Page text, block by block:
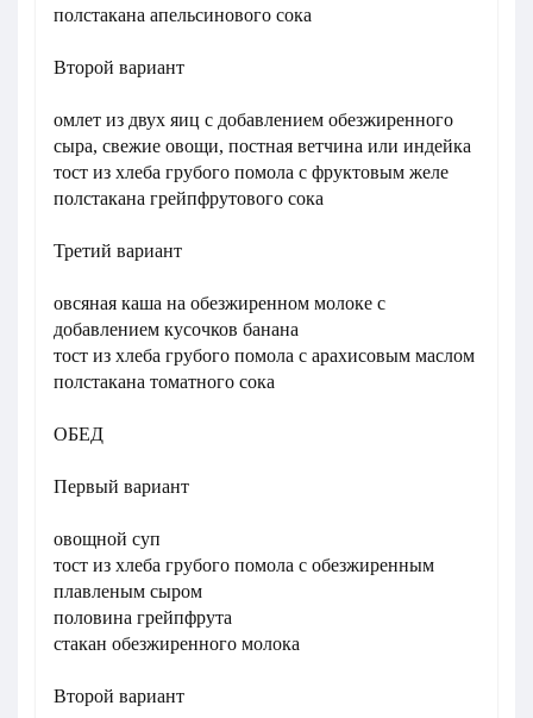
полстакана апельсинового сока
Второй вариант
омлет из двух яиц с добавлением обезжиренного
сыра, свежие овощи, постная ветчина или индейка
тост из хлеба грубого помола с фруктовым желе
полстакана грейпфрутового сока
Третий вариант
овсяная каша на обезжиренном молоке с
добавлением кусочков банана
тост из хлеба грубого помола с арахисовым маслом
полстакана томатного сока
ОБЕД
Первый вариант
овощной суп
тост из хлеба грубого помола с обезжиренным
плавленым сыром
половина грейпфрута
стакан обезжиренного молока
Второй вариант